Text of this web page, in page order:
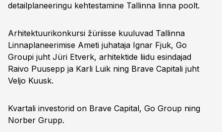
detailplaneeringu kehtestamine Tallinna linna poolt.
Arhitektuurikonkursi žüriisse kuuluvad Tallinna
Linnaplaneerimise Ameti juhataja Ignar Fjuk, Go
Groupi juht Jüri Etverk, arhitektide liidu esindajad
Raivo Puusepp ja Karli Luik ning Brave Capitali juht
Veljo Kuusk.
Kvartali investorid on Brave Capital, Go Group ning
Norber Grupp.